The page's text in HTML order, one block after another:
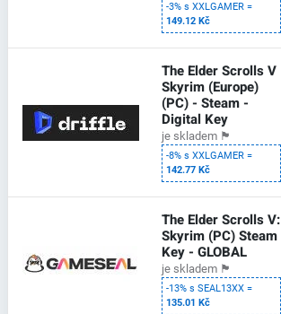
-3% s XXLGAMER =
149.12 Kč
The Elder Scrolls V
Skyrim (Europe)
(PC) - Steam -
Digital Key
je skladem 🏴
-8% s XXLGAMER =
142.77 Kč
The Elder Scrolls V:
Skyrim (PC) Steam
Key - GLOBAL
je skladem 🏴
-13% s SEAL13XX =
135.01 Kč